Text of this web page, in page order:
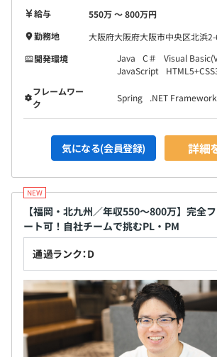
給与
550万 〜 800万円
勤務地
大阪府大阪府大阪市中央区北浜
開発環境
Java C＃ Visual
JavaScript
フレームワー
ク
Spring .NET Framework
気になる(会員登録) 詳細
【福岡・北九州／年収550〜800万】完全
ート可！自社チームで挑むPL・PM
通過ランク：D